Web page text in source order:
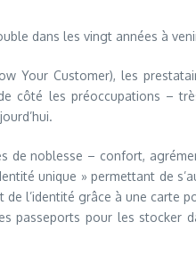
dans les vingt années à
Your Customer), les
côté les préoccupations –
de noblesse – confort,
unique » permettant de
l’identité grâce à une carte
passeports pour les